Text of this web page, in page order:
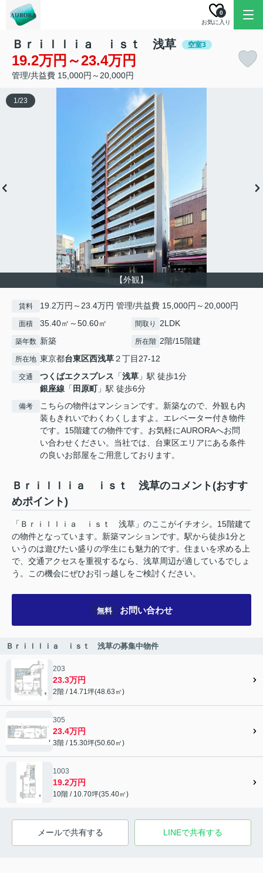
お気に入り
0
Ｂｒｉｌｌｉａ ｉｓｔ 浅草 空室3
19.2万円～23.4万円
管理/共益費 15,000円～20,000円
【外観】
1/23
賃料 19.2万円～23.4万円 管理/共益費 15,000円～20,000円
面積 35.40㎡～50.60㎡ 間取り 2LDK
築年数 新築 所在階 2階/15階建
所在地 東京都台東区西浅草２丁目27-12
交通 つくばエクスプレス 「浅草 」駅 徒歩1分
銀座線 「 田原町」駅 徒歩6分
備考
こちらの物件はマンションです。新築なので、外観も内
装もきれいでわくわくしますよ。エレベーター付き物件
です。15階建ての物件です。お気軽にAURORAへお問
い合わせください。当社では、台東区エリアにある条件
の良いお部屋をご用意しております。
Ｂｒｉｌｌｉａ ｉｓｔ 浅草のコメント(おすす
めポイント)
「Ｂｒｉｌｌｉａ ｉｓｔ 浅草」のここがイチオシ。15階建て
の物件となっています。新築マンションです。駅から徒歩1分と
いうのは遊びたい盛りの学生にも魅力的です。住まいを求める上
で、交通アクセスを重視するなら、浅草周辺が適しているでしょ
う。この機会にぜひお引っ越しをご検討ください。
無料 お問い合わせ
Ｂｒｉｌｌｉａ ｉｓｔ 浅草の募集中物件
203
23.3万円
2階 / 14.71坪(48.63㎡)
305
23.4万円
3階 / 15.30坪(50.60㎡)
1003
19.2万円
10階 / 10.70坪(35.40㎡)
メールで共有する LINEで共有する